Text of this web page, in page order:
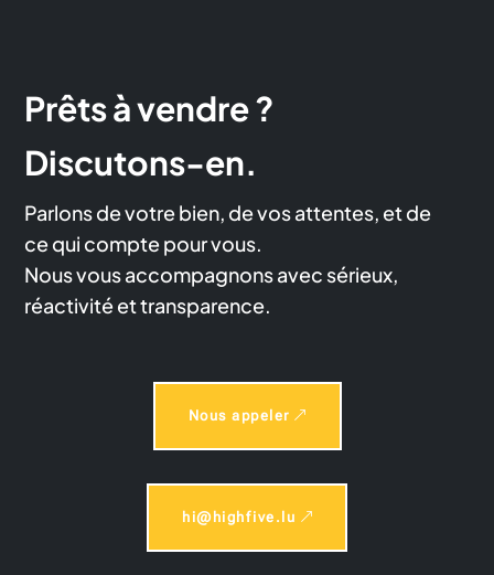
Prêts à vendre ?
Discutons-en.
Parlons de votre bien, de vos attentes, et de
ce qui compte pour vous.
Nous vous accompagnons avec sérieux,
réactivité et transparence.
Nous appeler
hi@highfive.lu